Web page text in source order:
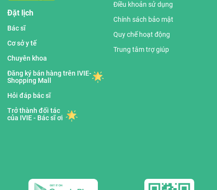
Đặt lịch
Bác sĩ
Cơ sở y tế
Chuyên khoa
Đăng ký bán hàng trên IVIE-
Shopping Mall
Hỏi đáp bác sĩ
Trở thành đối tác
của IVIE - Bác sĩ ơi
Điều khoản sử dụng
Chính sách bảo mật
Quy chế hoạt động
Trung tâm trợ giúp